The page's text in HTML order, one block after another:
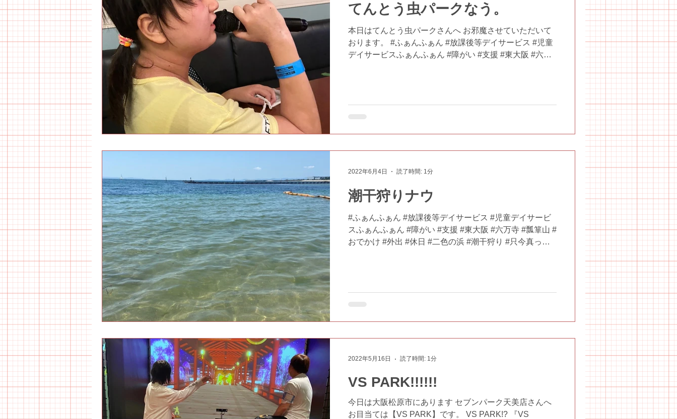
てんとう虫パークなう。
本日はてんとう虫パークさんへ お邪魔させていただいて
おります。 #ふぁんふぁん #放課後等デイサービス #児童
デイサービスふぁんふぁん #障がい #支援 #東大阪 #六万
潮干狩りナウ
#ふぁんふぁん #放課後等デイサービス #児童デイサービ
スふぁんふぁん #障がい #支援 #東大阪 #六万寺 #瓢箪山 #
おでかけ #外出 #休日 #二色の浜 #潮干狩り #只今真っ最
2022年6月4日 読了時間: 1分
VS PARK!!!!!!
今日は大阪松原市にあります セブンパーク天美店さんへ
お目当ては【VS PARK】です。 VS PARK!? 『VS
2022年5月16日 読了時間: 1分